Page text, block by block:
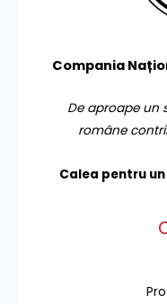
Compania
De aproape un
române
Calea pentru